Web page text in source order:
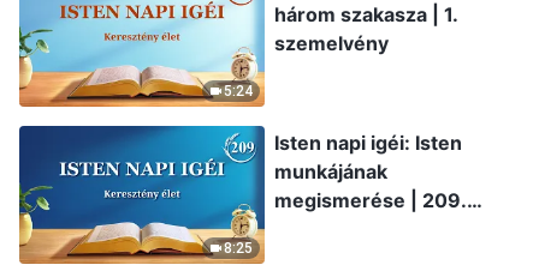
5:24
három szakasza | 1.
szemelvény
8:25
Isten napi igéi: Isten
munkájának
megismerése | 209.